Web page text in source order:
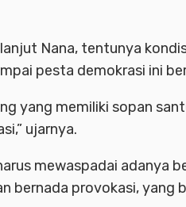
Nana, tentunya
pesta demokrasi ini
yang memiliki sopan
ujarnya.
mewaspadai adanya
bernada provokasi, yang